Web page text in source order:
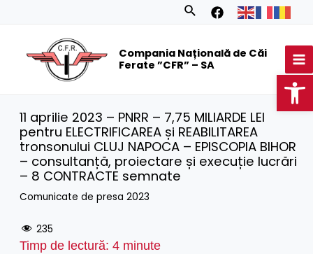
Search
Compania Națională de Căi
Ferate ”CFR” – SA
11 aprilie 2023 – PNRR – 7,75 MILIARDE LEI
pentru ELECTRIFICAREA și REABILITAREA
tronsonului CLUJ NAPOCA – EPISCOPIA BIHOR
– consultanță, proiectare și execuție lucrări
– 8 CONTRACTE semnate
Comunicate de presa 2023
235
Timp de lectură:4 minute